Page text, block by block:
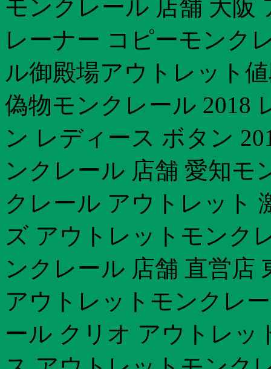
モンクレール 店舗 大阪
レーナー コピーモンク
ル御殿場アウトレット
偽物モンクレール 2018
ン レディース ボタン
ンクレール 店舗 愛知モ
クレール アウトレット
ズ アウトレットモンク
ンクレール 店舗 直営店
アウトレットモンクレ
ール クリオ アウトレッ